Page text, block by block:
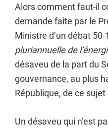
Alors comment faut-il
demande faite par le
Ministre d’un débat 50-
pluriannuelle de
désaveu de la part du
gouvernance, au plus
République, de ce sujet
Un désaveu qui n’est